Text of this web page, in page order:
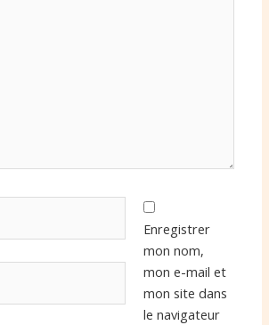
Enregistrer
mon nom,
mon e-mail et
mon site dans
le navigateur